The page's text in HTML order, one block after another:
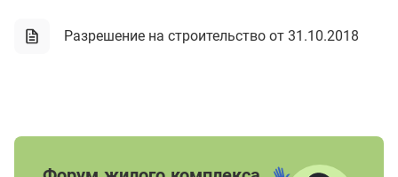
Разрешение на строительство от 31.10.2018